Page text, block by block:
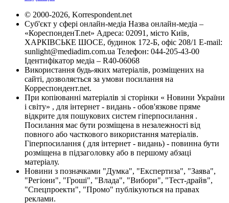
© 2000-2026, Korrespondent.net
Суб'єкт у сфері онлайн-медіа Назва онлайн-медіа –
«КореспонденТ.net» Адреса: 02091, місто Київ,
ХАРКІВСЬКЕ ШОСЕ, будинок 172-Б, офіс 208/1 E-mail:
sunlight@mediadim.com.ua Телефон: 044-205-43-00
Ідентифікатор медіа – R40-06068
Використання будь-яких матеріалів, розміщених на
сайті, дозволяється за умови посилання на
Корреспондент.net.
При копіюванні матеріалів зі сторінки « Новини України
і світу» , для інтернет - видань - обов'язкове пряме
відкрите для пошукових систем гіперпосилання .
Посилання має бути розміщена в незалежності від
повного або часткового використання матеріалів.
Гіперпосилання ( для інтернет - видань) - повинна бути
розміщена в підзаголовку або в першому абзаці
матеріалу.
Новини з позначками "Думка", "Експертиза", "Заява",
"Регіони", "Гроші", "Влада", "Вибори", "Тест-драйв",
"Спецпроекти", "Промо" публікуються на правах
реклами.